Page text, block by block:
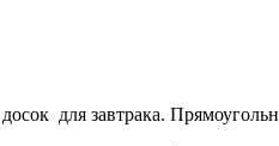
для завтрака.